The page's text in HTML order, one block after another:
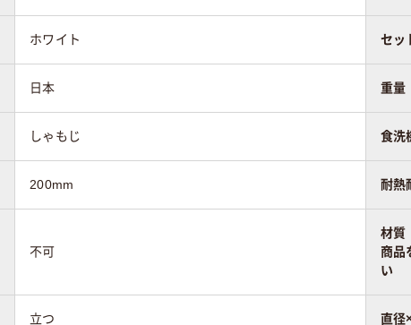
ホワイト セッ
日本 重量
しゃもじ 食洗
200mm 耐熱
不可
材
商品
い
立つ 直径